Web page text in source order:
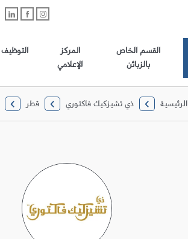
القسم الخاص
بالزبائن
المركز
الإعلامي
التوظيف
الرئيسية ذي تشيزكيك فاكتوري قطر